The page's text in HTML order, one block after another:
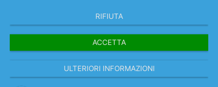
RIFIUTA
ACCETTA
ULTERIORI INFORMAZIONI